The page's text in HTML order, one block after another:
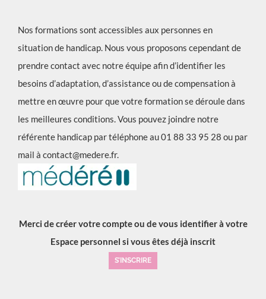
Nos formations sont accessibles aux personnes en
situation de handicap. Nous vous proposons cependant de
prendre contact avec notre équipe afin d’identifier les
besoins d’adaptation, d’assistance ou de compensation à
mettre en œuvre pour que votre formation se déroule dans
les meilleures conditions. Vous pouvez joindre notre
référente handicap par téléphone au 01 88 33 95 28 ou par
mail à contact@medere.fr.
Merci de créer votre compte ou de vous identifier à votre
Espace personnel si vous êtes déjà inscrit
S’INSCRIRE